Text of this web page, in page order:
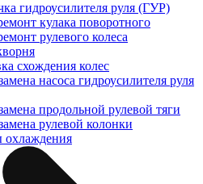
гидроусилителя руля (ГУР)
кулака поворотного
рулевого колеса
схождения колес
насоса гидроусилителя руля
продольной рулевой тяги
рулевой колонки
охлаждения